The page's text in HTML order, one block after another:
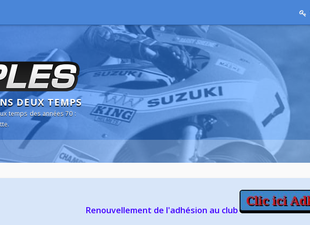
DEUX TEMPS
temps des années 70 :
Renouvellement de l'adhésion au club